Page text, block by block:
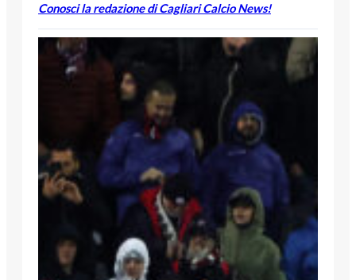
Conosci la redazione di Cagliari Calcio News!